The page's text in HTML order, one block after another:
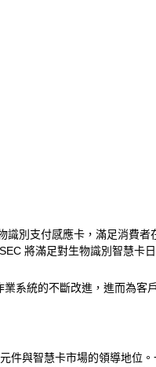
別支付感應卡，滿足消費
將滿足對生物識別智慧卡
系統的不斷改進，進而為客
件與智慧卡市場的領導地位